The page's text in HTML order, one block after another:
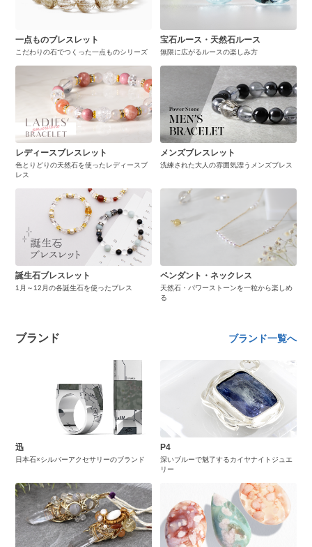
一点ものブレスレット
こだわりの石でつくった一点ものシリーズ
宝石ルース・天然石ルース
無限に広がるルースの楽しみ方
レディースブレスレット
色とりどりの天然石を使ったレディースブ
レス
メンズブレスレット
洗練された大人の雰囲気漂うメンズブレス
誕生石ブレスレット
1月～12月の各誕生石を使ったブレス
ペンダント・ネックレス
天然石・パワーストーンを一粒から楽しめ
る
ブランド ブランド一覧へ
迅
日本石×シルバーアクセサリーのブランド
P4
深いブルーで魅了するカイヤナイトジュエ
リー